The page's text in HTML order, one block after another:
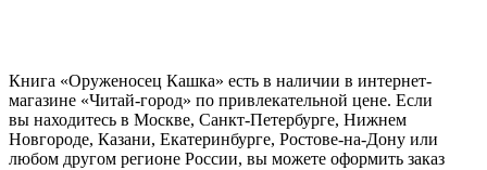
Книга «Оруженосец Кашка» есть в наличии в интернет-
магазине «Читай-город» по привлекательной цене. Если
вы находитесь в Москве, Санкт-Петербурге, Нижнем
Новгороде, Казани, Екатеринбурге, Ростове-на-Дону или
любом другом регионе России, вы можете оформить заказ